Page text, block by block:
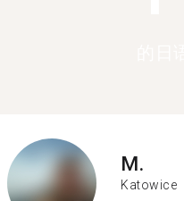
M.
Katowice